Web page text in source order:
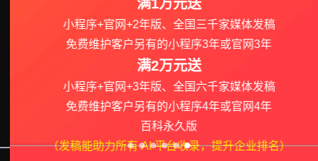
满1万元送
小程序+官网+2年版、全国三千家媒体发稿
免费维护客户另有的小程序3年或官网3年
满2万元送
小程序+官网+3年版、全国六千家媒体发稿
免费维护客户另有的小程序4年或官网4年
百科永久版
（发稿能助力所有 AI 平台收录，提升企业排名）